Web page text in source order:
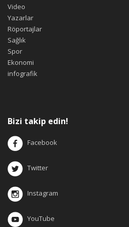
Video
Yazarlar
Röportajlar
Sağlık
Spor
Ekonomi
infografik
Bizi takip edin!
Facebook
Twitter
Instagram
YouTube